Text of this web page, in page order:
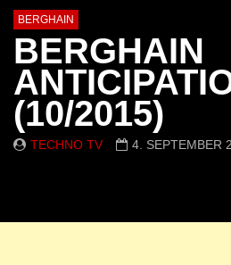
BERGHAIN
BERGHAIN
(10/2015)
TECHNO TV 4. SEPTEMBER